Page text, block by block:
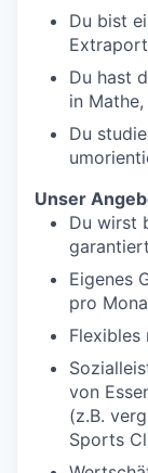
Du bist
Du hast
in
Du
Unser
Du wirst
Eigenes
pro
Flexibles
von
(z.B.
Sports